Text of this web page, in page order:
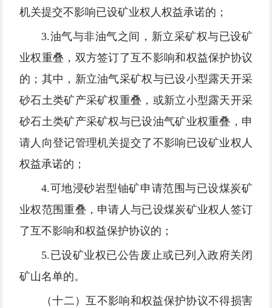
机关提交不影响已设矿业权人权益承诺的；
3.油气与非油气之间，新立采矿权与已设矿
业权重叠，双方签订了互不影响和权益保护协议
的；其中，新立油气采矿权与已设小型露天开采
砂石土类矿产采矿权重叠，或新立小型露天开采
砂石土类矿产采矿权与已设油气矿业权重叠，申
请人向登记管理机关提交了不影响已设矿业权人
权益承诺的；
4.可地浸砂岩型铀矿申请范围与已设煤炭矿
业权范围重叠，申请人与已设煤炭矿业权人签订
了互不影响和权益保护协议的；
5.已设矿业权已公告废止或已列入政府关闭
矿山名单的。
（十二）互不影响和权益保护协议不得损害